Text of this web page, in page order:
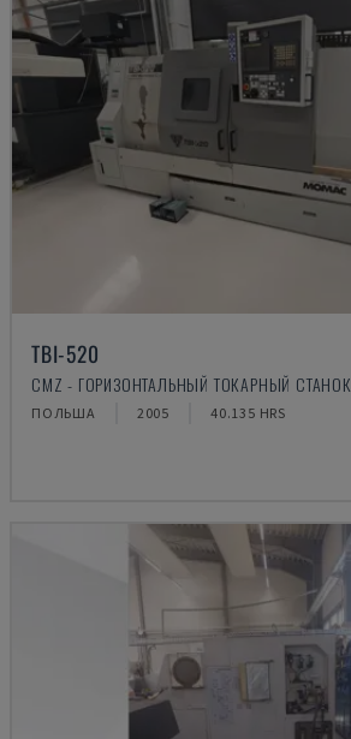
TBI-520
CMZ - ГОРИЗОНТАЛЬНЫЙ ТОКАРНЫЙ СТАНОК
ПОЛЬША 2005 40.135 HRS